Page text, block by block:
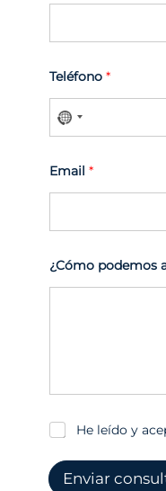
Teléfono *
Email *
¿Cómo podemos
A
e
He leído y
Enviar